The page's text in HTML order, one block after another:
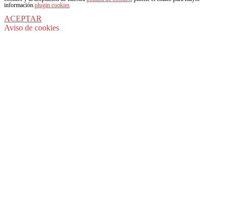
información.plugin cookies
ACEPTAR
Aviso de cookies